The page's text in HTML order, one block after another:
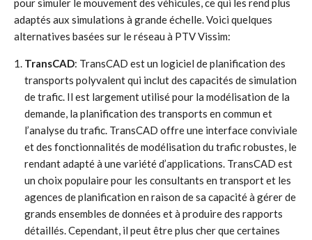
pour simuler le mouvement des véhicules, ce qui les rend plus
adaptés aux simulations à grande échelle. Voici quelques
alternatives basées sur le réseau à PTV Vissim:
TransCAD: TransCAD est un logiciel de planification des
transports polyvalent qui inclut des capacités de simulation
de trafic. Il est largement utilisé pour la modélisation de la
demande, la planification des transports en commun et
l’analyse du trafic. TransCAD offre une interface conviviale
et des fonctionnalités de modélisation du trafic robustes, le
rendant adapté à une variété d’applications. TransCAD est
un choix populaire pour les consultants en transport et les
agences de planification en raison de sa capacité à gérer de
grands ensembles de données et à produire des rapports
détaillés. Cependant, il peut être plus cher que certaines